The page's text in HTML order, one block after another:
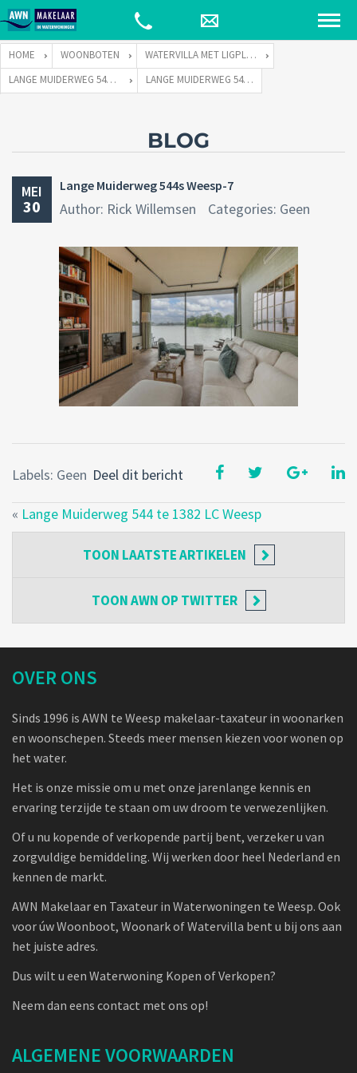
HOME WOONBOTEN
WATERVILLA MET LIGPLAATS
LANGE MUIDERWEG 544 TE 1382 LC WEESP
LANGE MUIDERWEG 544S WEESP-7
BLOG
MEI
30
Lange Muiderweg 544s Weesp-7
Author: Rick Willemsen Categories: Geen
Deel dit bericht
Labels: Geen
« Lange Muiderweg 544 te 1382 LC Weesp
TOON LAATSTE ARTIKELEN
TOONAWN OP TWITTER
OVER ONS
Sinds 1996 is AWN te Weesp makelaar-taxateur in woonarken
en woonschepen. Steeds meer mensen kiezen voor wonen op
het water.
Het is onze missie om u met onze jarenlange kennis en
ervaring terzijde te staan om uw droom te verwezenlijken.
Of u nu kopende of verkopende partij bent, verzeker u van
zorgvuldige bemiddeling. Wij werken door heel Nederland en
kennen de markt.
AWN Makelaar en Taxateur in Waterwoningen te Weesp. Ook
voor úw Woonboot, Woonark of Watervilla bent u bij ons aan
het juiste adres.
Dus wilt u een Waterwoning Kopen of Verkopen?
Neem dan eens contact met ons op!
ALGEMENE VOORWAARDEN